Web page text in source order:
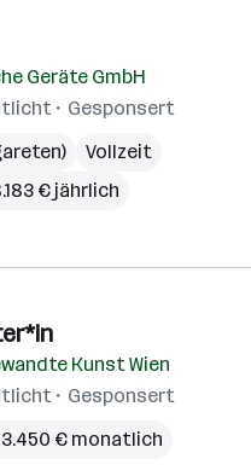
Geräte GmbH
Gesponsert
Vollzeit
€ jährlich
Kunst Wien
Gesponsert
3.450 € monatlich